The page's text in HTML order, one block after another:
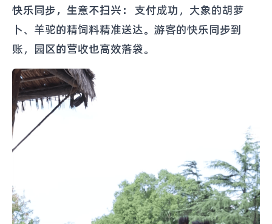
快乐同步，生意不扫兴：
支付成功，大象的胡萝
卜、羊驼的精饲料精准送达。游客的快乐同步到
账，园区的营收也高效落袋。